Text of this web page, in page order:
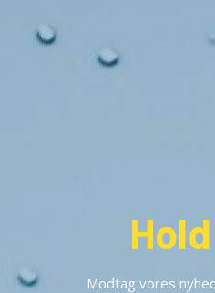
Modtag vores